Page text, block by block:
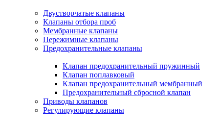
Двустворчатые клапаны
Клапаны отбора проб
Мембранные клапаны
Пережимные клапаны
Предохранительные клапаны
Клапан предохранительный пружинный
Клапан поплавковый
Клапан предохранительный мембранный
Предохранительный сбросной клапан
Приводы клапанов
Регулирующие клапаны